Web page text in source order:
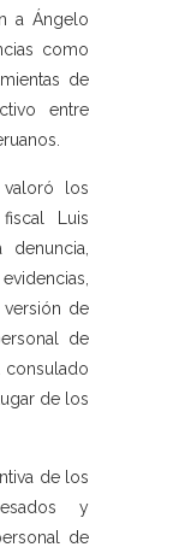
a Ángelo
como
de
entre
los
Luis
denuncia,
de
de
de los
de los
y
de